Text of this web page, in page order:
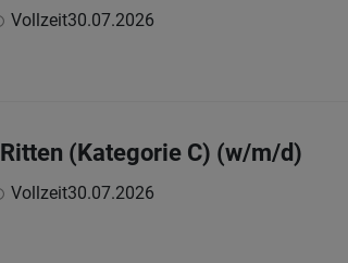
Vollzeit30.07.2026
(Kategorie C) (w/m/d)
Vollzeit30.07.2026